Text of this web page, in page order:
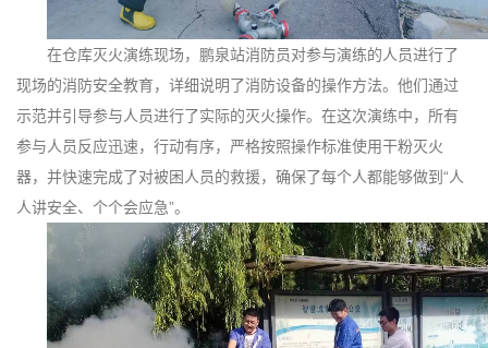
在仓库灭火演练现场，鹏泉站消防员对参与演练的人员进行了
现场的消防安全教育，详细说明了消防设备的操作方法。他们通过
示范并引导参与人员进行了实际的灭火操作。在这次演练中，所有
参与人员反应迅速，行动有序，严格按照操作标准使用干粉灭火
器，并快速完成了对被困人员的救援，确保了每个人都能够做到“人
人讲安全、个个会应急”。